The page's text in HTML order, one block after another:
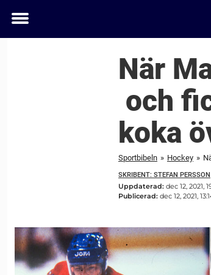
Toggle
När
och
koka
Sportbibeln » Hockey »
SKRIBENT: STEFAN PERSSON
Uppdaterad: dec 12, 2021,
Publicerad: dec 12, 2021,